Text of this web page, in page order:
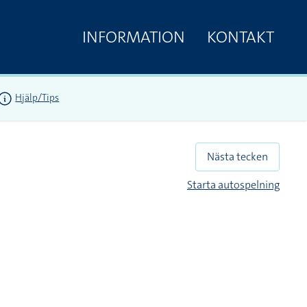
INFORMATION KONTAKT
Hjälp/Tips
Nästa tecken
Starta autospelning